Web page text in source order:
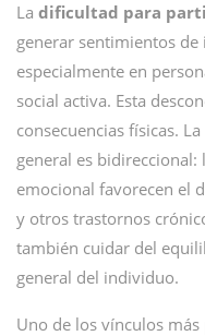
La dificultad para
generar sentimientos
especialmente en
social activa. Esta
consecuencias físicas.
general es
emocional favorecen el
y otros trastornos
también cuidar del
general del individuo.
Uno de los vínculos